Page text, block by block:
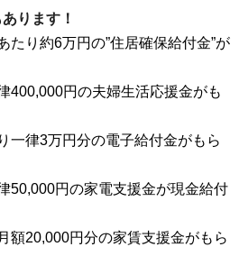
ります！
たり約6万円の”住居確保給付金”が
400,000円の夫婦生活応援金がも
一律3万円分の電子給付金がもら
50,000円の家電支援金が現金給付
額20,000円分の家賃支援金がもら